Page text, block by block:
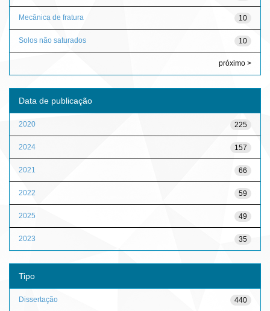
10
Mecânica de fratura
10
Solos não saturados
próximo >
Data de publicação
225
2020
157
2024
66
2021
59
2022
49
2025
35
2023
Tipo
440
Dissertação